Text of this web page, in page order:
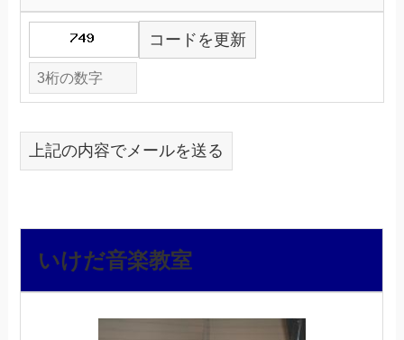
コードを更新
上記の内容でメールを送る
いけだ音楽教室